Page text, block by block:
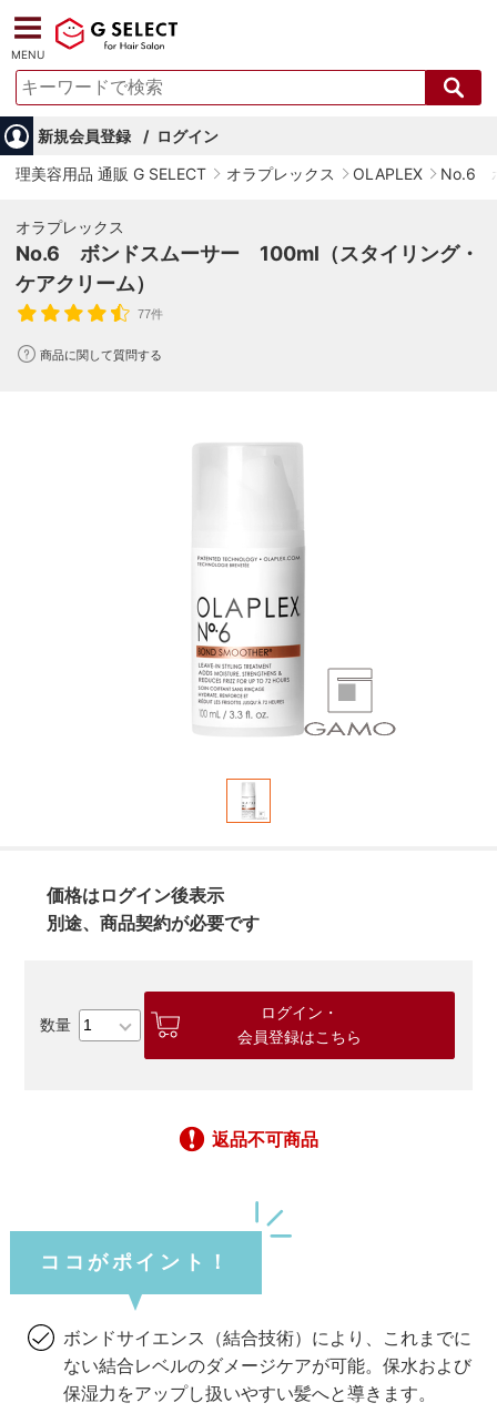
MENU
新規会員登録
ログイン
理美容用品 通販 G SELECT
オラプレックス OLAPLEX No.6
オラプレックス
No.6 ボンドスムーサー 100ml（スタイリング・
ケアクリーム）
77件
商品に関して質問する
価格はログイン後表示
別途、商品契約が必要です
ログイン・
会員登録はこちら
返品不可商品
ココがポイント！
ボンドサイエンス（結合技術）により、これまでに
ない結合レベルのダメージケアが可能。保水および
保湿力をアップし扱いやすい髪へと導きます。